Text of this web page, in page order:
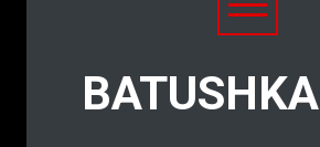
BATUSHKA